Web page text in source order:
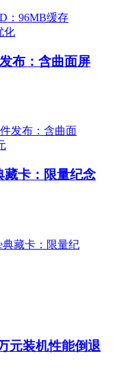
布：含曲面屏
藏卡：限量纪念
元装机性能倒退